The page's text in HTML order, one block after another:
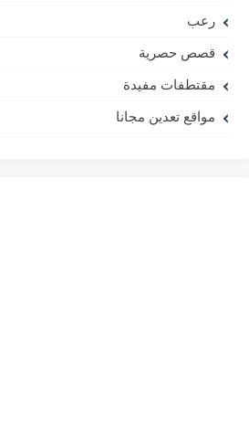
رعب
قصص حصرية
مقتطفات مفيدة
مواقع تعدين مجانا